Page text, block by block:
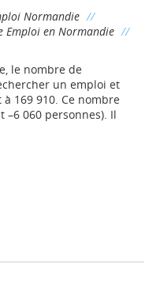
Normandie //
Emploi en Normandie //
le nombre de
un emploi et
169 910. Ce nombre
–6 060 personnes). Il